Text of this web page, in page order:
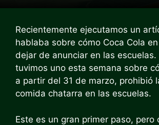
Recientemente ejecutamos un
hablaba sobre cómo Coca Cola
dejar de anunciar en las escuelas.
tuvimos uno esta semana sobre
a partir del 31 de marzo, prohibió
comida chatarra en las escuelas.
Este es un gran primer paso, pero